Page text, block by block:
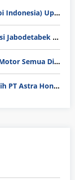
Gaji Karyawan PT KAI (Kereta Api Indonesia) Update 2025
Rata-Rata Gaji Operator Produksi Jabodetabek 2025: Bedah Tuntas UMK, Lemburan, dan Realita Hidup Buruh
Gaji Karyawan Honda Prospect Motor Semua Divisi
Gaji Operator Produksi 2026: Pilih PT Astra Honda Motor (AHM) atau Manufaktur di Jepang?